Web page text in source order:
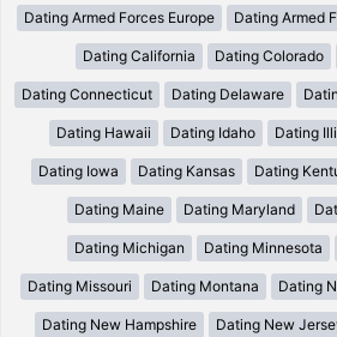
Dating Armed Forces Europe Dating Armed
Dating California Dating Colorado
Dating Connecticut Dating Delaware
Dating Hawaii Dating Idaho Dating
Dating Iowa Dating Kansas Dating
Dating Maine Dating Maryland
Dating Michigan Dating Minnesota
Dating Missouri Dating Montana Dating
Dating New Hampshire Dating New